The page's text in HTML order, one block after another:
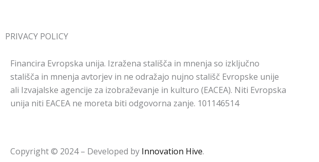
PRIVACY POLICY
Financira Evropska unija. Izražena stališča in mnenja so izključno
stališča in mnenja avtorjev in ne odražajo nujno stališč Evropske unije
ali Izvajalske agencije za izobraževanje in kulturo (EACEA). Niti Evropska
unija niti EACEA ne moreta biti odgovorna zanje. 101146514
Copyright © 2024 – Developed by Innovation Hive.